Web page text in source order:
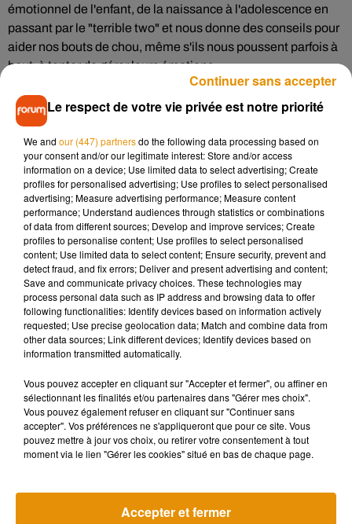
émotionnel de l'enfant, de la naissance à l'adolescence en
passant par le "terrible two" et nous donne des conseils pour
aider nos bouts de chou, même s'ils nous poussent parfois à
bout, à tenter de gérer leurs émotions.
Des idées de lecture avec les plus
jeunes pour les aider à mieux
comprendre leurs émotions :
La couleur des émotionsd'Anna Llenas
Grosse colèrede Mireille d'Allancé
Gaston la licorne Mes émotionsd'Aurélie Chien Chow
Chine
Le livre qui a peur/qui dit non/en colèrede Cédric Ramadier
Le loup qui apprivoisait ses émotions
Parfois je me sens...d'Anthony Browne
Si vous vous sentez dépassés ou en difficulté, vous pouvez
prendre rendez-vous avec un professionnel de la PMI la
plus proche de chez vous.
rédaction, notamment sur l'alimentation de nos enfants et
l'appréhension pour leur avenir.
Le respect de votre vie privée est notre priorité
We and our (447) partnersdo the following data processing based on
your consent and/or our legitimate interest: Store and/or access
information on a device; Use limited data to select advertising; Create
profiles for personalised advertising; Use profiles to select personalised
advertising; Measure advertising performance; Measure content
performance; Understand audiences through statistics or combinations
of data from different sources; Develop and improve services; Create
profiles to personalise content; Use profiles to select personalised
content; Use limited data to select content; Ensure security, prevent and
detect fraud, and fix errors; Deliver and present advertising and content;
Save and communicate privacy choices. These technologies may
process personal data such as IP address and browsing data to offer
following functionalities: Identify devices based on information actively
requested; Use precise geolocation data; Match and combine data from
other data sources; Link different devices; Identify devices based on
information transmitted automatically.
Vous pouvez accepter en cliquant sur "Accepter et fermer", ou affiner en
sélectionnant les finalités et/ou partenaires dans "Gérer mes choix".
Vous pouvez également refuser en cliquant sur "Continuer sans
accepter". Vos préférences ne s'appliqueront que pour ce site. Vous
pouvez mettre à jour vos choix, ou retirer votre consentement à tout
moment via le lien "Gérer les cookies" situé en bas de chaque page.
Accepter et fermer
Continuer sans accepter